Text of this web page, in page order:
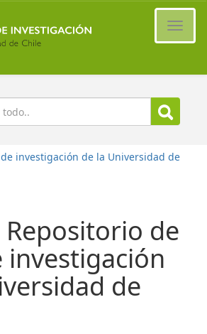
investigación de la Universidad de
Repositorio de
investigación
de